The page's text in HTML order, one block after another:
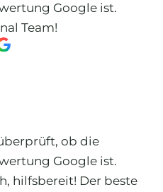
Google ist.
Team!
ob die
Google ist.
hilfsbereit! Der beste